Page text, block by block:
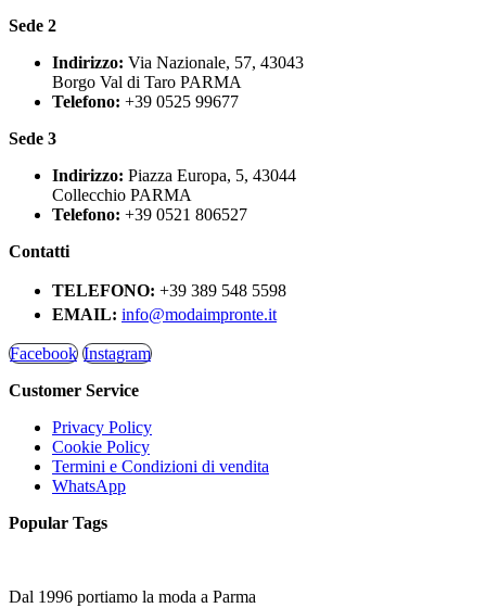
Sede 2
Indirizzo: Via Nazionale, 57, 43043
Borgo Val di Taro PARMA
Telefono: +39 0525 99677
Sede 3
Indirizzo: Piazza Europa, 5, 43044
Collecchio PARMA
Telefono: +39 0521 806527
Contatti
TELEFONO: +39 389 548 5598
EMAIL: info@modaimpronte.it
Facebook Instagram
Customer Service
Privacy Policy
Cookie Policy
Termini e Condizioni di vendita
WhatsApp
Popular Tags
Dal 1996 portiamo la moda a Parma